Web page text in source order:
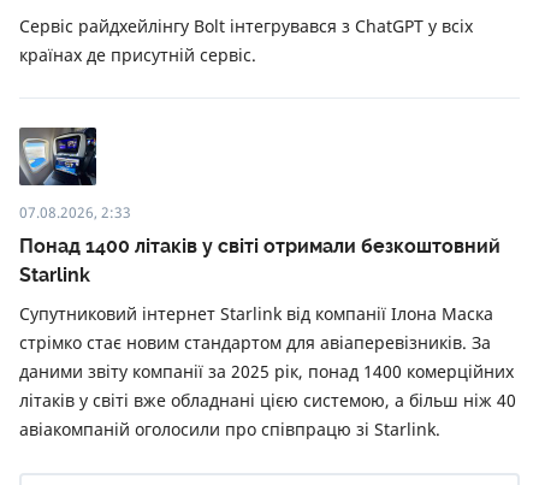
Сервіс райдхейлінгу Bolt інтегрувався з ChatGPT у всіх
країнах де присутній сервіс.
07.08.2026, 2:33
Понад 1400 літаків у світі отримали безкоштовний
Starlink
Супутниковий інтернет Starlink від компанії Ілона Маска
стрімко стає новим стандартом для авіаперевізників. За
даними звіту компанії за 2025 рік, понад 1400 комерційних
літаків у світі вже обладнані цією системою, а більш ніж 40
авіакомпаній оголосили про співпрацю зі Starlink.